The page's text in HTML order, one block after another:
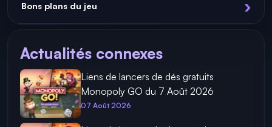
Bons plans du jeu
Actualités connexes
Liens de lancers de dés gratuits
Monopoly GO du 7 Août 2026
07 Août 2026